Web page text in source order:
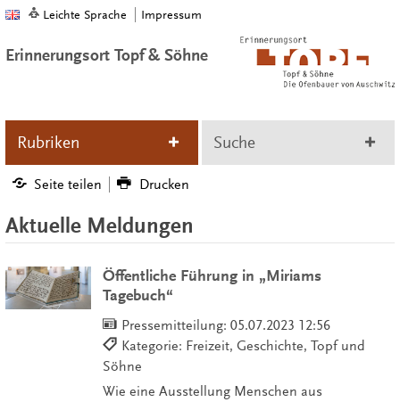
Leichte Sprache Impressum
Erinnerungsort Topf & Söhne
Rubriken Suche
Seite teilen Drucken
Aktuelle Meldungen
Öffentliche Führung in „Miriams
Tagebuch“
Pressemitteilung: 05.07.2023 12:56
Kategorie: Freizeit, Geschichte, Topf und
Söhne
Wie eine Ausstellung Menschen aus